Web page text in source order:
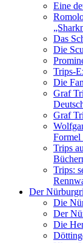
Eine
Das
Die
Trips-
Die
Graf
Graf
Formel
Trips
Trips:
Der
Die
Der
Die